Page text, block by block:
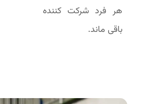
هر فرد شرکت کننده
باقی ماند.